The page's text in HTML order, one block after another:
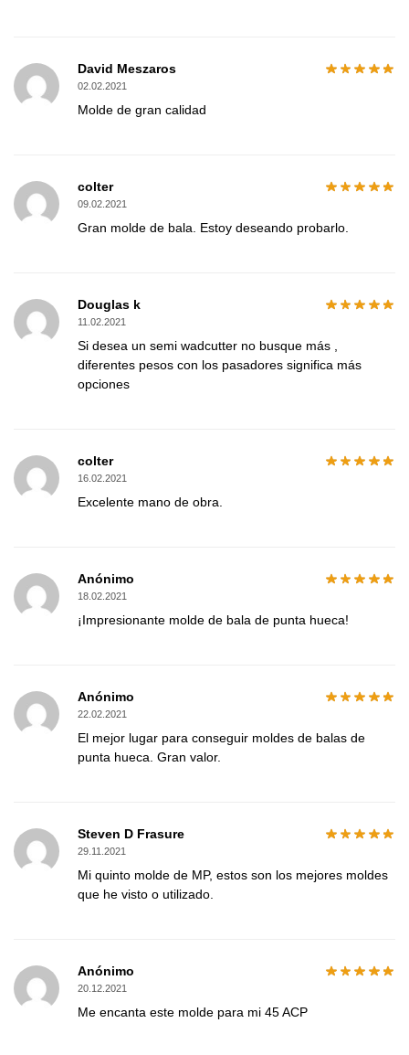
David Meszaros
02.02.2021
Molde de gran calidad
colter
09.02.2021
Gran molde de bala. Estoy deseando probarlo.
Douglas k
11.02.2021
Si desea un semi wadcutter no busque más ,
diferentes pesos con los pasadores significa más
opciones
colter
16.02.2021
Excelente mano de obra.
Anónimo
18.02.2021
¡Impresionante molde de bala de punta hueca!
Anónimo
22.02.2021
El mejor lugar para conseguir moldes de balas de
punta hueca. Gran valor.
Steven D Frasure
29.11.2021
Mi quinto molde de MP, estos son los mejores moldes
que he visto o utilizado.
Anónimo
20.12.2021
Me encanta este molde para mi 45 ACP